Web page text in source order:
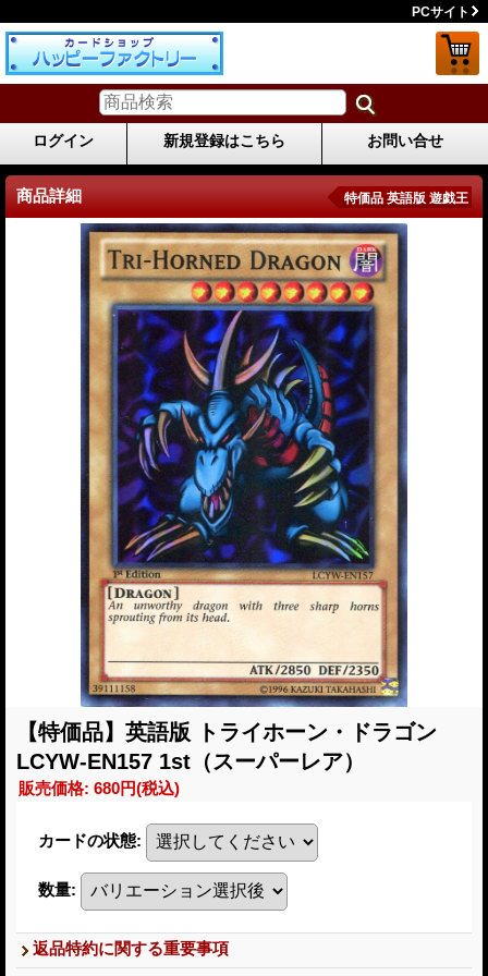
PCサイト
ログイン 新規登録はこちら お問い合せ
商品詳細 特価品 英語版 遊戯王
【特価品】英語版 トライホーン・ドラゴン
LCYW-EN157 1st（スーパーレア）
販売価格: 680円(税込)
カードの状態:
数量:
返品特約に関する重要事項